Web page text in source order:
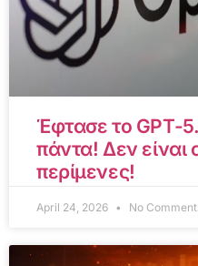
Έφτασε το GPT-
πάντα! Δεν είναι
περίμενες!
April 24, 2026 No